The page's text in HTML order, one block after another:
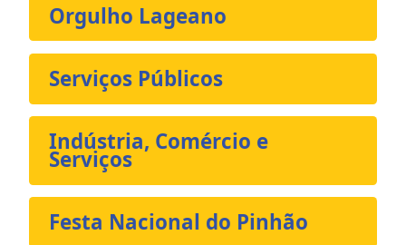
Orgulho Lageano
Serviços Públicos
Indústria, Comércio e
Serviços
Festa Nacional do Pinhão